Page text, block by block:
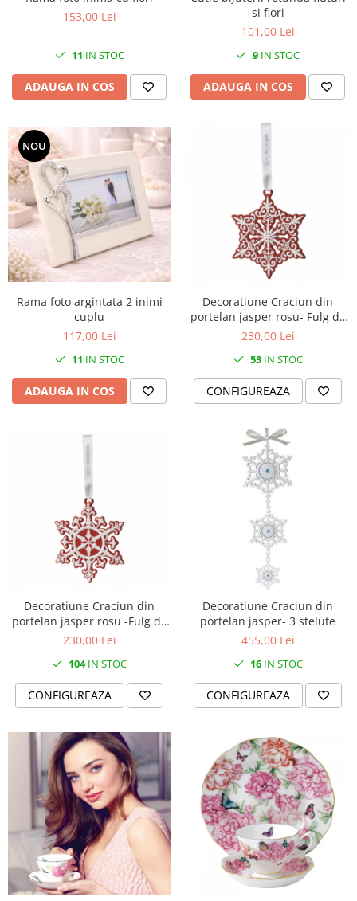
153,00 Lei
11 IN STOC
ADAUGA IN COS
si flori
101,00 Lei
9 IN STOC
ADAUGA IN COS
NOU
Rama foto argintata 2 inimi
cuplu
117,00 Lei
11 IN STOC
ADAUGA IN COS
Decoratiune Craciun din
portelan jasper rosu- Fulg de
nea Pierced
230,00 Lei
53IN STOC
CONFIGUREAZA
Decoratiune Craciun din
portelan jasper rosu -Fulg de
nea neoclassic
230,00 Lei
104IN STOC
CONFIGUREAZA
Decoratiune Craciun din
portelan jasper- 3 stelute
455,00 Lei
16IN STOC
CONFIGUREAZA